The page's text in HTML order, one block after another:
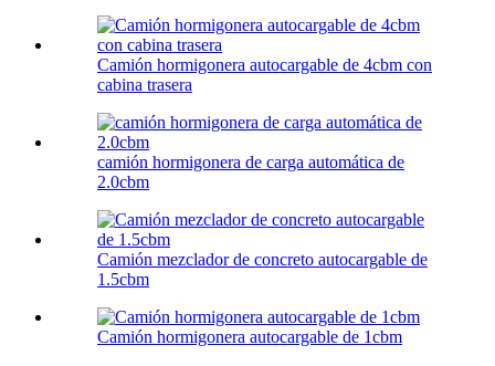
Camión hormigonera autocargable de 4cbm con
cabina trasera
camión hormigonera de carga automática de
2.0cbm
Camión mezclador de concreto autocargable de
1.5cbm
Camión hormigonera autocargable de 1cbm